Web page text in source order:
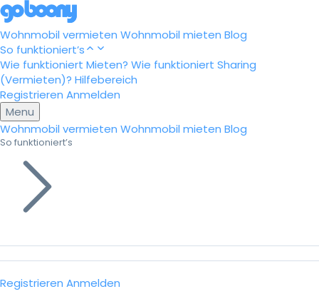
Wohnmobil vermieten Wohnmobil mieten Blog
So funktioniert’s
Wie funktioniert Mieten? Wie funktioniert Sharing
(Vermieten)? Hilfebereich
Registrieren Anmelden
Menu
Wohnmobil vermieten Wohnmobil mieten Blog
So funktioniert’s
Registrieren Anmelden